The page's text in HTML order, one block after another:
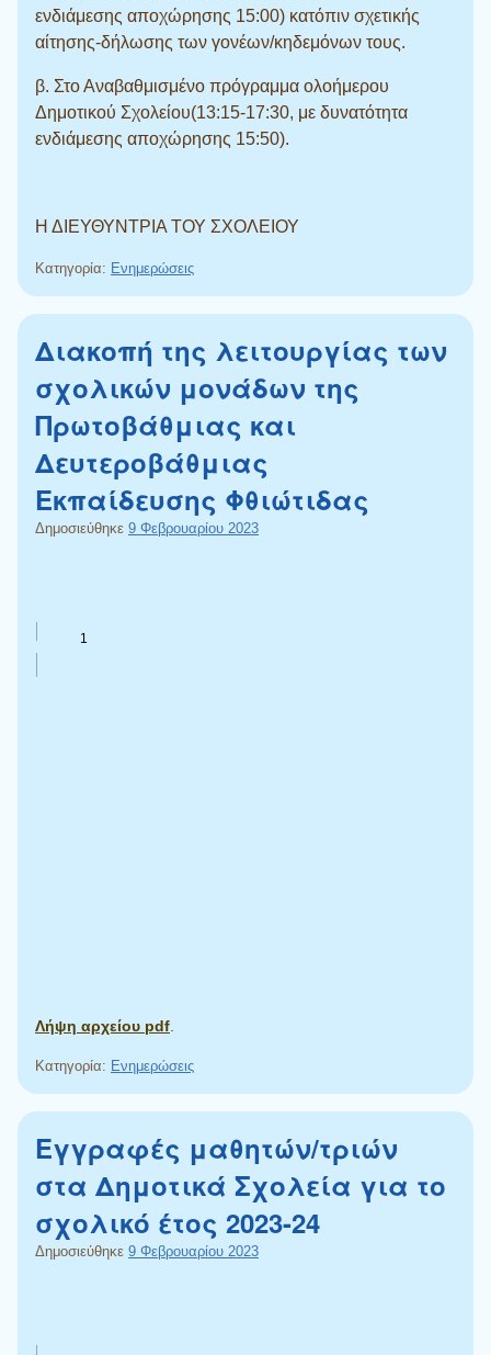
ενδιάμεσης αποχώρησης 15:00) κατόπιν σχετικής
αίτησης-δήλωσης των γονέων/κηδεμόνων τους.
β. Στο Αναβαθμισμένο πρόγραμμα ολοήμερου
Δημοτικού Σχολείου(13:15-17:30, με δυνατότητα
ενδιάμεσης αποχώρησης 15:50).
Η ΔΙΕΥΘΥΝΤΡΙΑ ΤΟΥ ΣΧΟΛΕΙΟΥ
Κατηγορία: Ενημερώσεις
Διακοπή της λειτουργίας των
σχολικών μονάδων της
Πρωτοβάθμιας και
Δευτεροβάθμιας
Εκπαίδευσης Φθιώτιδας
Δημοσιεύθηκε 9 Φεβρουαρίου 2023
Λήψη αρχείου pdf
Κατηγορία: Ενημερώσεις
Εγγραφές μαθητών/τριών
στα Δημοτικά Σχολεία για το
σχολικό έτος 2023-24
Δημοσιεύθηκε 9 Φεβρουαρίου 2023